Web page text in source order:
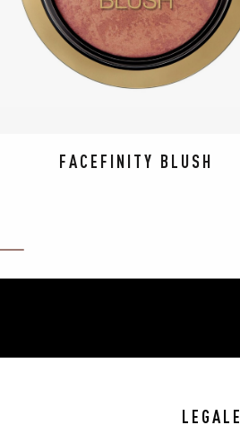
FACEFINITY BLUSH
LEGALE